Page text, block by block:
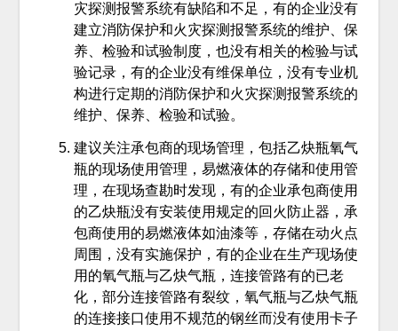
灾探测报警系统有缺陷和不足，有的企业没有
建立消防保护和火灾探测报警系统的维护、保
养、检验和试验制度，也没有相关的检验与试
验记录，有的企业没有维保单位，没有专业机
构进行定期的消防保护和火灾探测报警系统的
维护、保养、检验和试验。
建议关注承包商的现场管理，包括乙炔瓶氧气
瓶的现场使用管理，易燃液体的存储和使用管
理，在现场查勘时发现，有的企业承包商使用
的乙炔瓶没有安装使用规定的回火防止器，承
包商使用的易燃液体如油漆等，存储在动火点
周围，没有实施保护，有的企业在生产现场使
用的氧气瓶与乙炔气瓶，连接管路有的已老
化，部分连接管路有裂纹，氧气瓶与乙炔气瓶
的连接接口使用不规范的钢丝而没有使用卡子